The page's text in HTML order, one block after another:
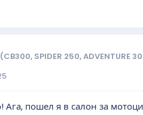
SPIDER 250, ADVENTURE
Ага, пошел я в салон за